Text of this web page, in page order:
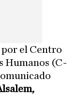
por el Centro
Humanos (C-